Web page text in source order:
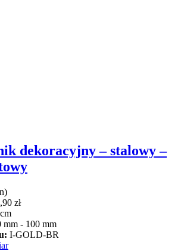
dekoracyjny – stalowy –
złZakres
od
94,90 zł
mm - 100 mm
I-GOLD-BR
Ten